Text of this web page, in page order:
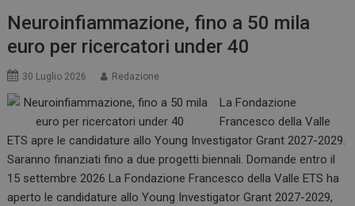
Neuroinfiammazione, fino a 50 mila
euro per ricercatori under 40
30 Luglio 2026 Redazione
La Fondazione
Francesco della Valle
ETS apre le candidature allo Young Investigator Grant 2027-2029.
Saranno finanziati fino a due progetti biennali. Domande entro il
15 settembre 2026 La Fondazione Francesco della Valle ETS ha
aperto le candidature allo Young Investigator Grant 2027-2029,
_ga_Z2VT792F98
tracking-sites-
ironfish-tracking-
enable
www.dailyhealthindustry.it
4
settimane
2 giorni